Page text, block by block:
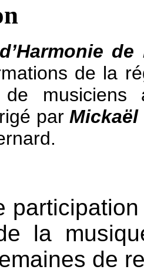
de la
de
parMickaël
la
de